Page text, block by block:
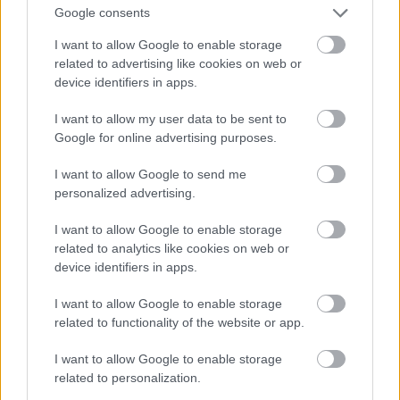
Google consents
I want to allow Google to enable storage
related to advertising like cookies on web or
device identifiers in apps.
I want to allow my user data to be sent to
Google for online advertising purposes.
I want to allow Google to send me
personalized advertising.
I want to allow Google to enable storage
related to analytics like cookies on web or
device identifiers in apps.
I want to allow Google to enable storage
related to functionality of the website or app.
I want to allow Google to enable storage
related to personalization.
csatlakozó antifasiszta ellenálló lesz, nem kis
részben érzelmi drámájának hatására. A holokauszt
ábrázolása kétségtelenül alárendelődik az ellenállás
mozgalmi tematikájának, a főhős politikai
Mindezt jól jelzi a film alapjául szolgáló azonos című
Karinthy Ferenc-regény meghúzása. Abban a
szerelmi dráma epizód csupán, míg a film (és a
regény későbbi kiadása) a békére virradó nappal
zárul, így a Duna-parti jelenet a drámai csúcspontot
és a fordulatot jelenti: a tétovázó főhős ezt követően
aktivizálódik az ellenállók oldalán. Utóbbi motívum
a fasizmus üldözötteinek baloldali orientációját is
exponálja, amely az 1945 utáni időszak fontos, ám
elhallgatott, tabuként kezelt politikai adottsága lesz.
Ezt a tabut hágja át Herskó JánosPárbeszédcímű
filmje 1963-ban, amikor történetét egy